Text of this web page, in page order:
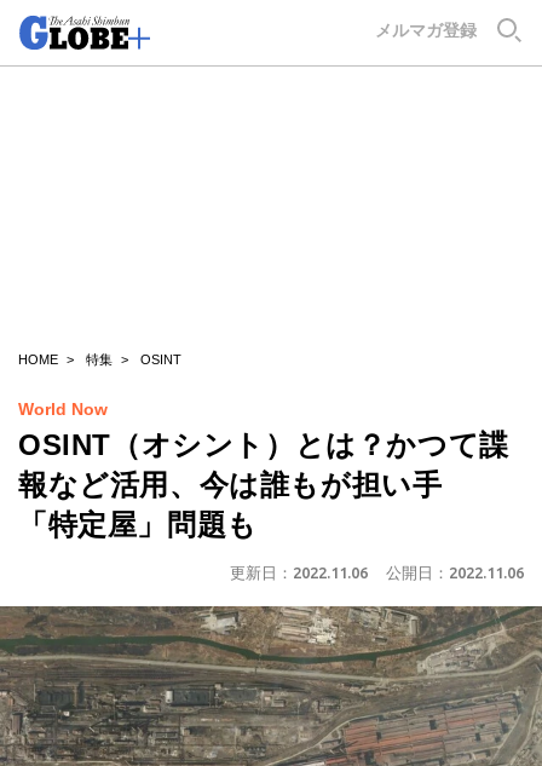
メルマガ登録
HOME 特集 OSINT
World Now
OSINT（オシント）とは？かつて諜
報など活用、今は誰もが担い手
「特定屋」問題も
更新日： 2022.11.06 公開日： 2022.11.06